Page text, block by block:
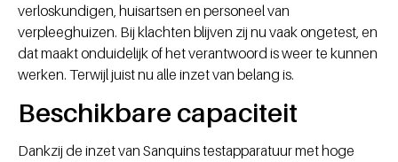
verloskundigen, huisartsen en personeel van
verpleeghuizen. Bij klachten blijven zij nu vaak ongetest, en
dat maakt onduidelijk of het verantwoord is weer te kunnen
werken. Terwijl juist nu alle inzet van belang is.
Beschikbare capaciteit
Dankzij de inzet van Sanquins testapparatuur met hoge